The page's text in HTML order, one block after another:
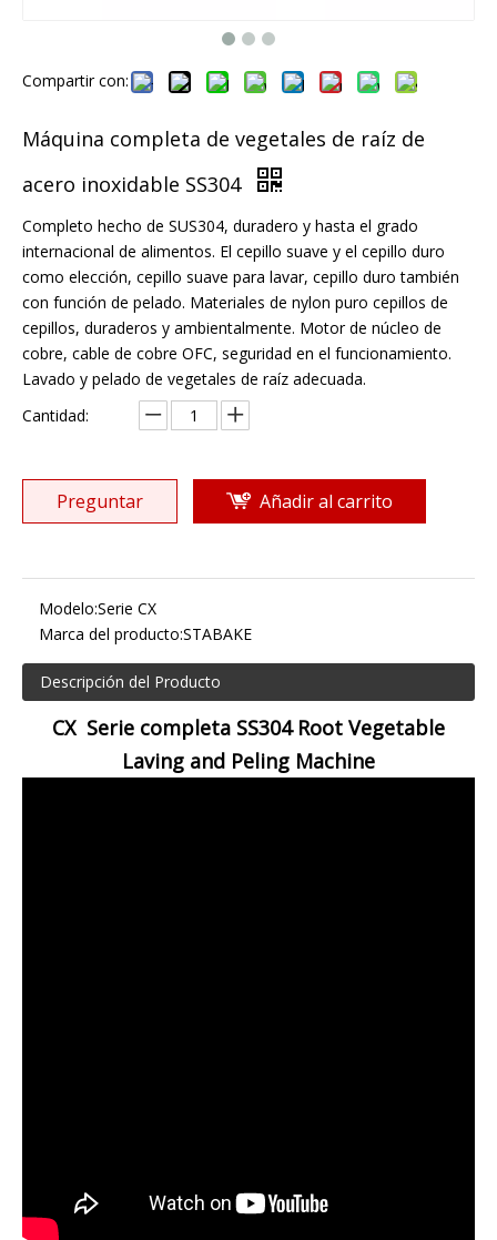
Compartir con:
Máquina completa de vegetales de raíz de
acero inoxidable SS304
Completo hecho de SUS304, duradero y hasta el grado
internacional de alimentos. El cepillo suave y el cepillo duro
como elección, cepillo suave para lavar, cepillo duro también
con función de pelado. Materiales de nylon puro cepillos de
cepillos, duraderos y ambientalmente. Motor de núcleo de
cobre, cable de cobre OFC, seguridad en el funcionamiento.
Lavado y pelado de vegetales de raíz adecuada.
Cantidad:
Preguntar Añadir al carrito
Modelo:Serie CX
Marca del producto:STABAKE
Descripción del Producto
CX Serie completa SS304 Root Vegetable
Laving and Peling Machine